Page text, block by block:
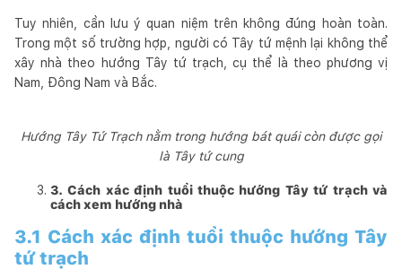
Tuy nhiên, cần lưu ý quan niệm trên không đúng hoàn toàn.
Trong một số trường hợp, người có Tây tứ mệnh lại không thể
xây nhà theo hướng Tây tứ trạch, cụ thể là theo phương vị
Nam, Đông Nam và Bắc.
Hướng Tây Tứ Trạch nằm trong hướng bát quái còn được gọi
là Tây tứ cung
3. Cách xác định tuổi thuộc hướng Tây tứ trạch và
cách xem hướng nhà
3.1 Cách xác định tuổi thuộc hướng Tây
tứ trạch